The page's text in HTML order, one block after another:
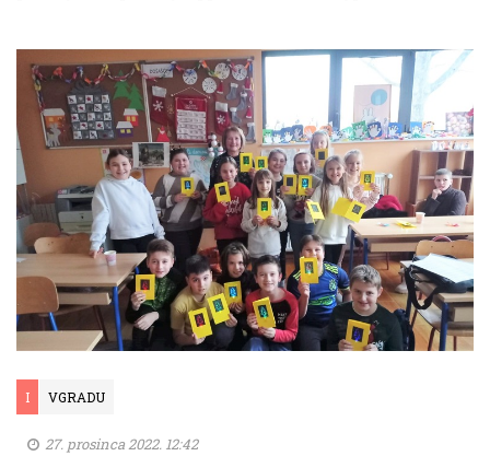
I VGRADU
27. prosinca 2022. 12:42